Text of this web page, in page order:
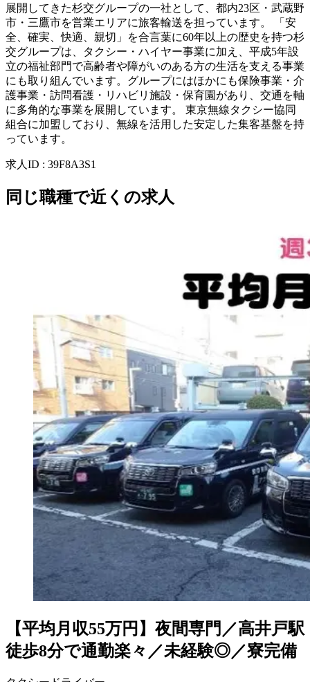
展開してきた杉交グループの一社として、都内23区・武蔵野
市・三鷹市を営業エリアに旅客輸送を担っています。 「安
全、確実、快適、親切」を合言葉に60年以上の歴史を持つ杉
交グループは、タクシー・ハイヤー事業に加え、平成5年設
立の福祉部門で高齢者や障がいのある方の生活を支える事業
にも取り組んでいます。グループにはほかにも保険事業・介
護事業・訪問看護・リハビリ施設・保育園があり、交通を軸
に多角的な事業を展開しています。 東京無線タクシー協同
組合に加盟しており、無線を活用した安定した集客基盤を持
っています。
求人ID : 39F8A3S1
同じ職種で近くの求人
【平均月収55万円】夜間専門／高井戸駅
徒歩8分で通勤楽々／未経験◎／寮完備